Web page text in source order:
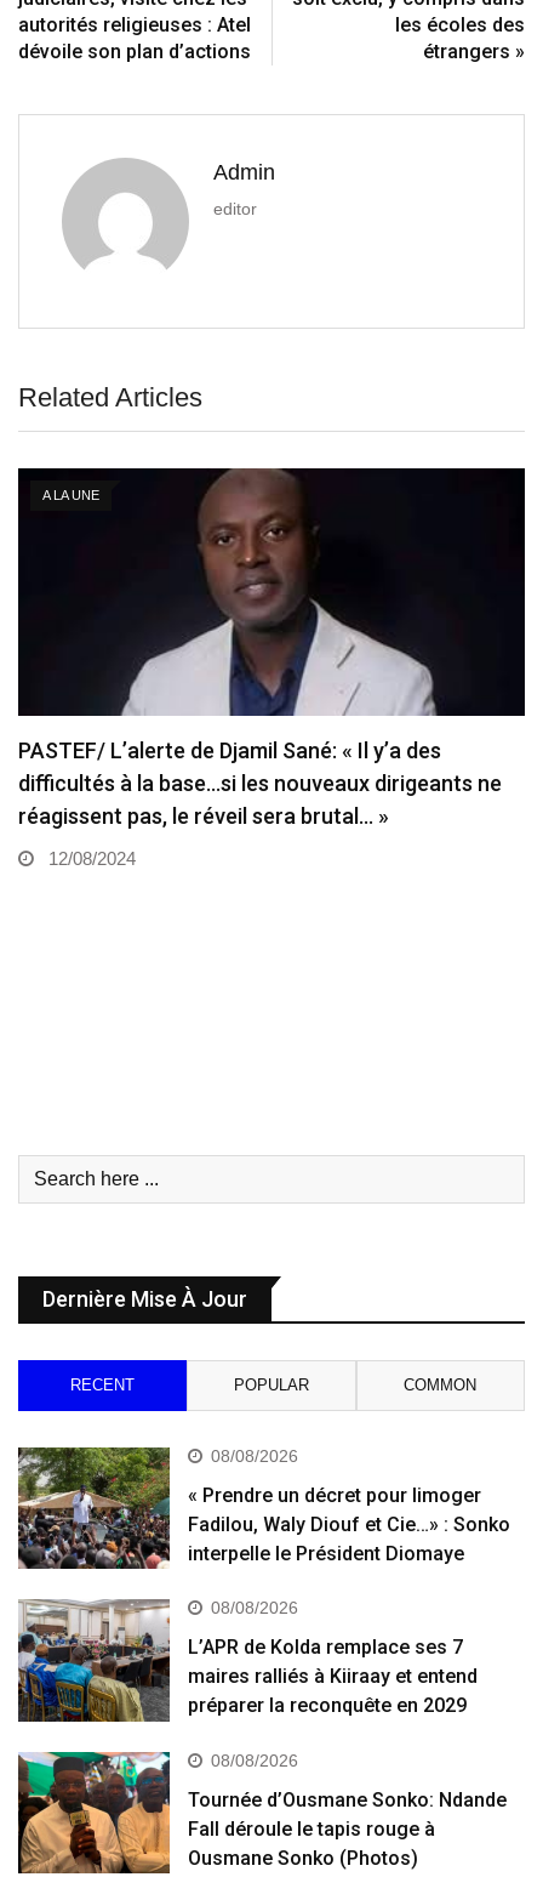
autorités religieuses : Atel
dévoile son plan d’actions
les écoles des
étrangers »
Admin
editor
Related Articles
A LA UNE
PASTEF/ L’alerte de Djamil Sané: « Il y’a des
difficultés à la base…si les nouveaux dirigeants ne
réagissent pas, le réveil sera brutal… »
12/08/2024
Dernière Mise À Jour
RECENT POPULAR COMMON
08/08/2026
« Prendre un décret pour limoger
Fadilou, Waly Diouf et Cie…» : Sonko
interpelle le Président Diomaye
08/08/2026
L’APR de Kolda remplace ses 7
maires ralliés à Kiiraay et entend
préparer la reconquête en 2029
08/08/2026
Tournée d’Ousmane Sonko: Ndande
Fall déroule le tapis rouge à
Ousmane Sonko (Photos)